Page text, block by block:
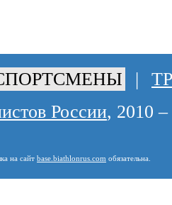
|
России, 2010
на сайт base.biathlonrus.com обязательна.